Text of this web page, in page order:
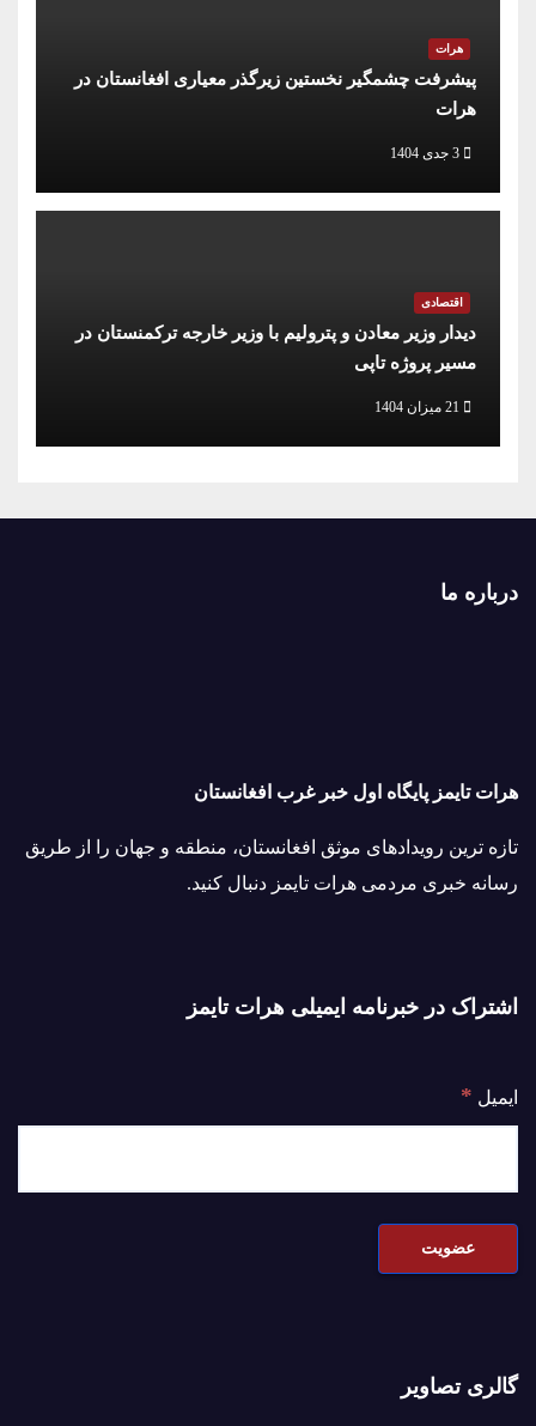
هرات
پیشرفت چشمگیر نخستین زیرگذر معیاری افغانستان در
هرات
3 جدی 1404
اقتصادی
دیدار وزیر معادن و پترولیم با وزیر خارجه ترکمنستان در
مسیر پروژه تاپی
21 میزان 1404
درباره ما
هرات تایمز پایگاه اول خبر غرب افغانستان
تازه ترین رویدادهای موثق افغانستان، منطقه و جهان را از طریق
رسانه خبری مردمی هرات تایمز دنبال کنید.
اشتراک در خبرنامه ایمیلی هرات تایمز
ایمیل *
گالری تصاویر